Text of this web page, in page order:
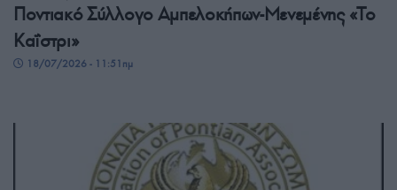
Ποντιακό Σύλλογο Αμπελοκήπων-Μενεμένης «Το
Καΐστρι»
18/07/2026 - 11:51πμ